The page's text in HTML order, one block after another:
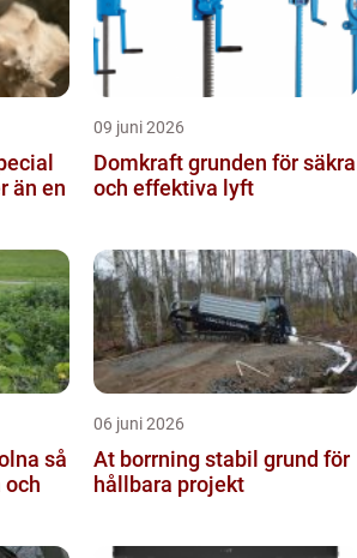
än en
09 juni 2026
Domkraft grunden för säkra
och effektiva lyft
så
och
06 juni 2026
At borrning stabil grund för
hållbara projekt